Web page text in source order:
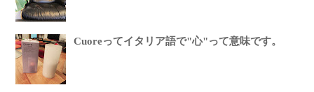
Cuoreってイタリア語で"心"って意味です。